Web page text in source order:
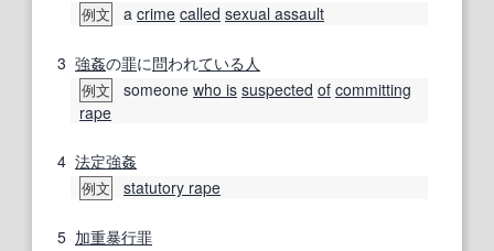
例文 a crime called sexual assault
3 強姦の罪に問われている 人
例文 someone who is suspected of committing
rape
4 法定強姦
例文 statutory rape
5 加重暴行罪